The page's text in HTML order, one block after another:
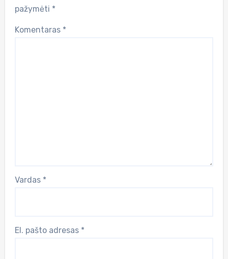
pažymėti *
Komentaras *
Vardas *
El. pašto adresas *